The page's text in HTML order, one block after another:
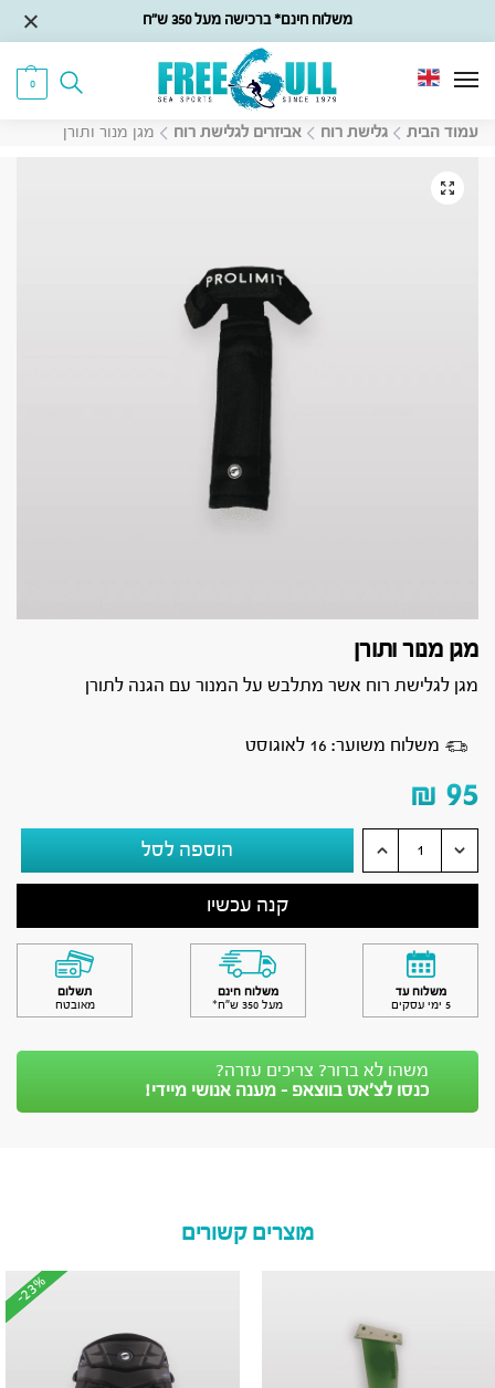
משלוח חינם* ברכישה מעל 350 ש״ח
0
עמוד הבית גלישת רוח אביזרים לגלישת רוח מגן מנור ותורן
מגן מנור ותורן
מגן לגלישת רוח אשר מתלבש על המנור עם הגנה לתורן
משלוח משוער: 16 לאוגוסט
₪ 95
הוספה לסל
קנה עכשיו
משלוח עד
5 ימי עסקים
משלוח חינם
מעל 350 ש״ח*
תשלום
מאובטח
משהו לא ברור? צריכים עזרה?
כנסו לצ’אט בווצאפ - מענה אנושי מיידי!
מוצרים קשורים
-23%
-23%